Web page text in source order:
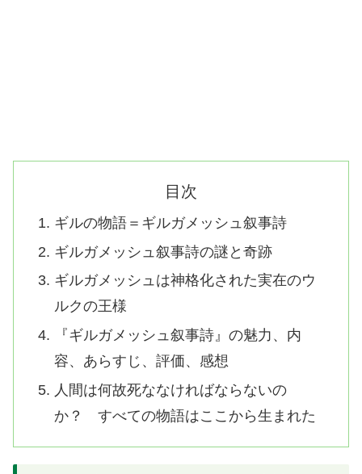
目次
ギルの物語＝ギルガメッシュ叙事詩
ギルガメッシュ叙事詩の謎と奇跡
ギルガメッシュは神格化された実在のウ
ルクの王様
『ギルガメッシュ叙事詩』の魅力、内
容、あらすじ、評価、感想
人間は何故死ななければならないの
か？ すべての物語はここから生まれた